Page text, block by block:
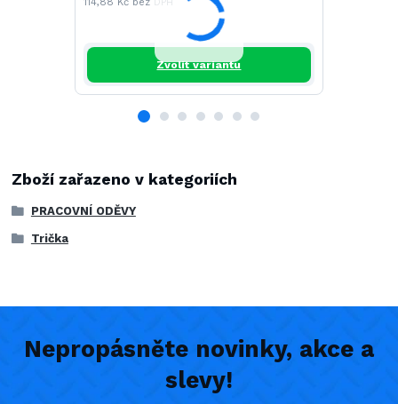
Zvolit variantu
Zboží zařazeno v kategoriích
PRACOVNÍ ODĚVY
Trička
Nepropásněte novinky, akce a
slevy!